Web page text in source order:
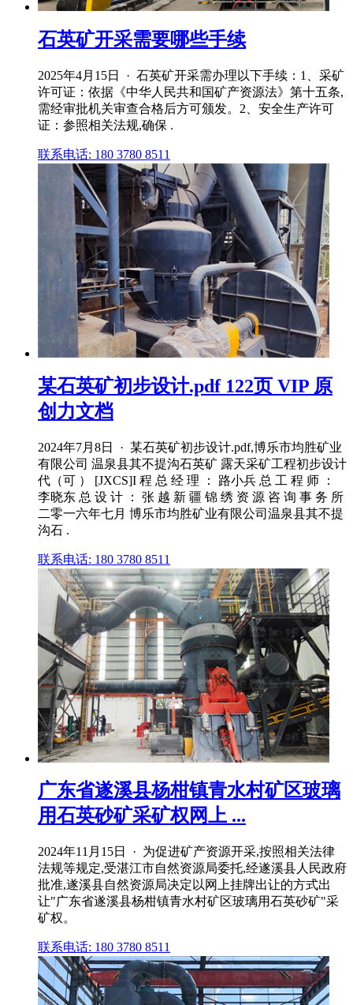
石英矿开采需要哪些手续
2025年4月15日 · 石英矿开采需办理以下手续：1、采矿
许可证：依据《中华人民共和国矿产资源法》第十五条,
需经审批机关审查合格后方可颁发。2、安全生产许可
证：参照相关法规,确保 .
联系电话: 180 3780 8511
某石英矿初步设计.pdf 122页 VIP 原
创力文档
2024年7月8日 · 某石英矿初步设计.pdf,博乐市均胜矿业
有限公司 温泉县其不提沟石英矿 露天采矿工程初步设计
代（可 ） [JXCS]I 程 总 经 理 ： 路小兵 总 工 程 师 ：
李晓东 总 设 计 ： 张 越 新 疆 锦 绣 资 源 咨 询 事 务 所
二零一六年七月 博乐市均胜矿业有限公司温泉县其不提
沟石 .
联系电话: 180 3780 8511
广东省遂溪县杨柑镇青水村矿区玻璃
用石英砂矿采矿权网上 ...
2024年11月15日 · 为促进矿产资源开采,按照相关法律
法规等规定,受湛江市自然资源局委托,经遂溪县人民政府
批准,遂溪县自然资源局决定以网上挂牌出让的方式出
让"广东省遂溪县杨柑镇青水村矿区玻璃用石英砂矿"采
矿权。
联系电话: 180 3780 8511